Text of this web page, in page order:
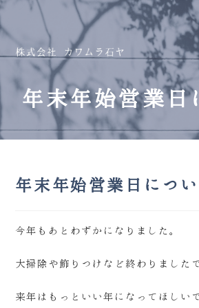
年末年始営業日
年末年始営業日につい
今年もあとわずかになりました。
大掃除や飾りつけなど終わりました
来年はもっといい年になってほしい